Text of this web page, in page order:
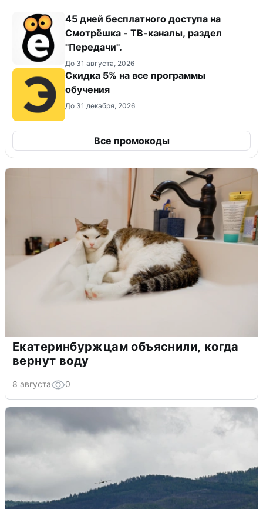
45 дней бесплатного доступа на
Смотрёшка - ТВ-каналы, раздел
"Передачи".
До 31 августа, 2026
Скидка 5% на все программы
обучения
До 31 декабря, 2026
Все промокоды
Екатеринбуржцам объяснили, когда
вернут воду
8 августа 0